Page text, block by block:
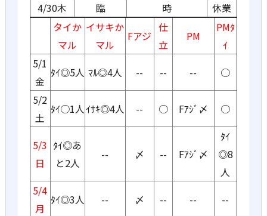
4/30木
臨 時
休業
タイか
マル
イサキか
マル
Fアジ
仕
立
PM
PMﾀ
ｲ
5/1
金
ﾀｲ◎5人 ﾏﾙ◎4人 -- -- --
○
5/2
土
ﾀｲ○1人ｲｻｷ◎4人 -- ○ Fｱｼﾞ〆 ○
5/3
日
ﾀｲ◎あ
と2人
-- 〆 -- Fｱｼﾞ〆
ﾀｲ
◎8
人
5/4
月
ﾀｲ◎3人 -- 〆 -- --
--